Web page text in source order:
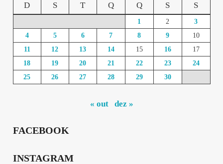
D S T Q Q S S
1 2
3
4
5 6 7 8 9
10
11
12 13 14 15 16
17
18
19 20 21 22 23
24
25
26 27 28 29 30
« out dez »
FACEBOOK
INSTAGRAM